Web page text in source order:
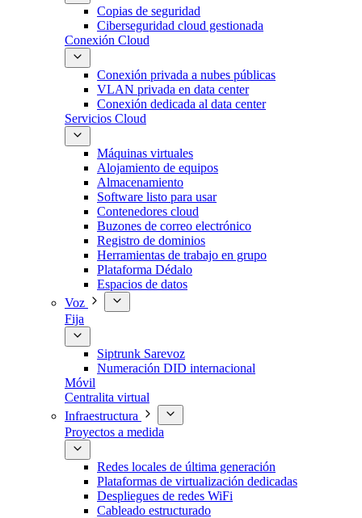
Copias de seguridad
Ciberseguridad cloud gestionada
Conexión Cloud
Conexión privada a nubes públicas
VLAN privada en data center
Conexión dedicada al data center
Servicios Cloud
Máquinas virtuales
Alojamiento de equipos
Almacenamiento
Software listo para usar
Contenedores cloud
Buzones de correo electrónico
Registro de dominios
Herramientas de trabajo en grupo
Plataforma Dédalo
Espacios de datos
Voz
Fija
Siptrunk Sarevoz
Numeración DID internacional
Móvil
Centralita virtual
Infraestructura
Proyectos a medida
Redes locales de última generación
Plataformas de virtualización dedicadas
Despliegues de redes WiFi
Cableado estructurado